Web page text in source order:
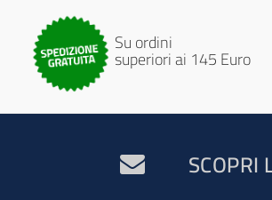
Su ordini
superiori ai 145 Euro
SCOPRI